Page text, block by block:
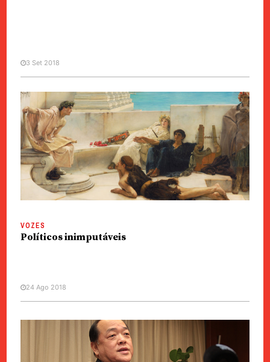
POLÍTICA
AL | Ho Ion Sang defende
melhorias no processo de
consultas públicas
3 Set 2018
VOZES
Políticos inimputáveis
24 Ago 2018